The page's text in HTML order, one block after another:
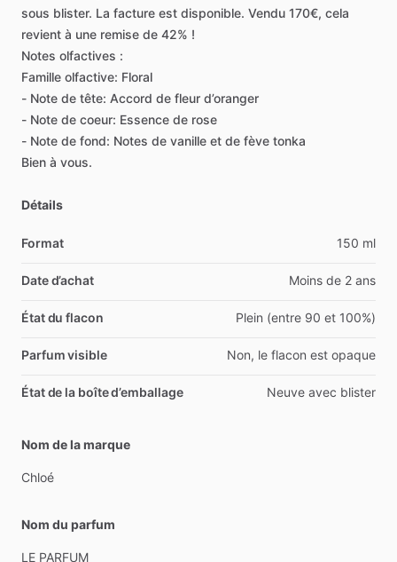
sous blister. La facture est disponible. Vendu 170€, cela
revient à une remise de 42% !
Notes olfactives :
Famille olfactive: Floral
- Note de tête: Accord de fleur d’oranger
- Note de coeur: Essence de rose
- Note de fond: Notes de vanille et de fève tonka
Bien à vous.
Détails
Format 150 ml
Date d’achat Moins de 2 ans
État du flacon Plein (entre 90 et 100%)
Parfum visible Non, le flacon est opaque
État de la boîte d’emballage Neuve avec blister
Nom de la marque
Chloé
Nom du parfum
LE PARFUM